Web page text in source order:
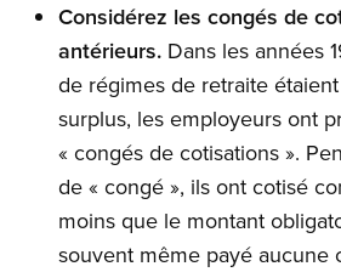
Considérez les congés de
antérieurs. Dans les années
de régimes de retraite
surplus, les employeurs ont
« congés de cotisations ».
de « congé », ils ont cotisé
moins que le montant
souvent même payé aucune